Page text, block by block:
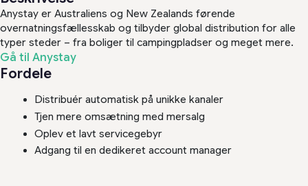
Anystay er Australiens og New Zealands førende
overnatningsfællesskab og tilbyder global distribution for alle
typer steder – fra boliger til campingpladser og meget mere.
Gå til Anystay
Fordele
Distribuér automatisk på unikke kanaler
Tjen mere omsætning med mersalg
Oplev et lavt servicegebyr
Adgang til en dedikeret account manager